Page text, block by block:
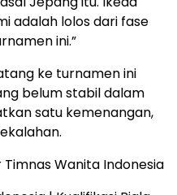
adalah lolos dari fase
ini.”
ke turnamen ini
belum stabil dalam
satu kemenangan,
Wanita Indonesia